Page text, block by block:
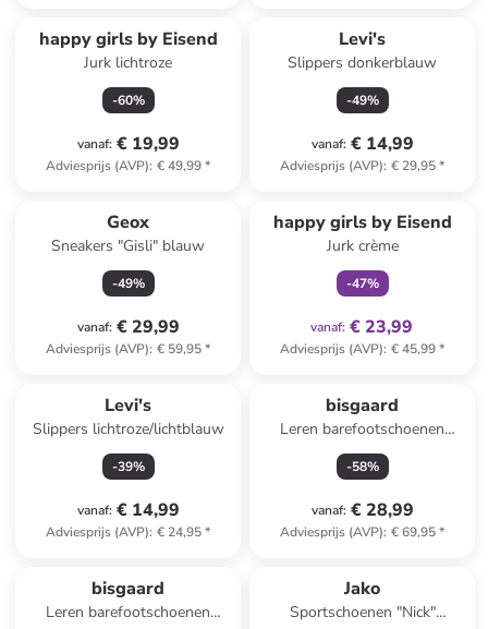
happy girls by Eisend
Jurk lichtroze
-60%
vanaf: € 19,99
Adviesprijs (AVP): € 49,99*
Levi's
Slippers donkerblauw
-49%
vanaf: € 14,99
Adviesprijs (AVP): € 29,95*
Geox
Sneakers "Gisli" blauw
-49%
vanaf: € 29,99
Adviesprijs (AVP): € 59,95*
happy girls by Eisend
Jurk crème
-47%
vanaf: € 23,99
Adviesprijs (AVP): € 45,99*
Levi's
Slippers lichtroze/lichtblauw
-39%
vanaf: € 14,99
Adviesprijs (AVP): € 24,95*
bisgaard
Leren barefootschoenen
"Elroy" beige/blauw
-58%
vanaf: € 28,99
Adviesprijs (AVP): € 69,95*
bisgaard
Leren barefootschoenen
Jako
Sportschoenen "Nick"